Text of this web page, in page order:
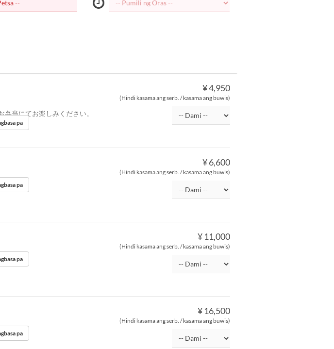
¥ 4,950
(Hindi kasama ang serb. / kasama ang buwis)
当にてお楽しみください。
pa
¥ 6,600
(Hindi kasama ang serb. / kasama ang buwis)
pa
¥ 11,000
(Hindi kasama ang serb. / kasama ang buwis)
pa
¥ 16,500
(Hindi kasama ang serb. / kasama ang buwis)
pa